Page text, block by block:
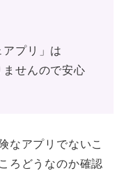
プリ」は
ませんので安心
なアプリでないこ
ろどうなのか確認